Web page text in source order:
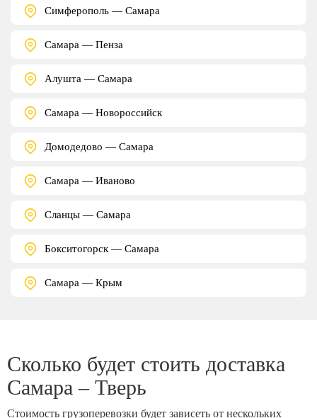
Симферополь — Самара
Самара — Пенза
Алушта — Самара
Самара — Новороссийск
Домодедово — Самара
Самара — Иваново
Сланцы — Самара
Бокситогорск — Самара
Самара — Крым
Сколько будет стоить доставка
Самара – Тверь
Стоимость грузоперевозки будет зависеть от нескольких